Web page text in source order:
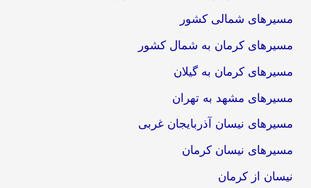
مسیرهای شمالی کشور
مسیرهای کرمان به شمال کشور
مسیرهای کرمان به گیلان
مسیرهای مشهد به تهران
مسیرهای نیسان آذربایجان غربی
مسیرهای نیسان کرمان
نیسان از کرمان